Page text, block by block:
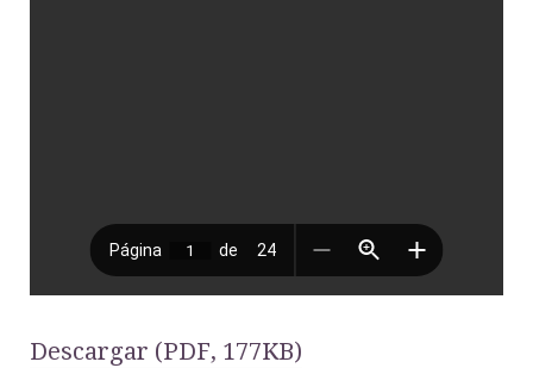
Descargar (PDF, 177KB)